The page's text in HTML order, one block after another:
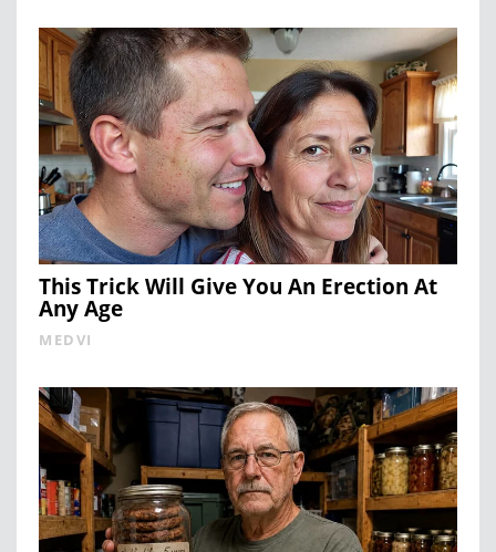
This Trick Will Give You An Erection At
Any Age
MEDVI